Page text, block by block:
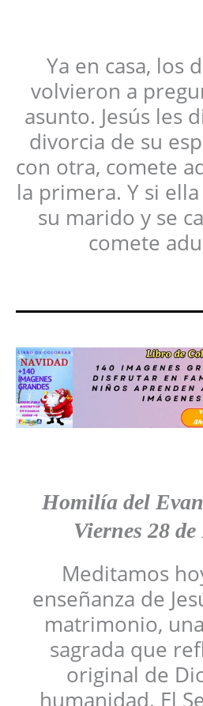
Ya en casa, los
volvieron a
asunto. Jesús les
divorcia de su
con otra, comete
la primera. Y si
su marido y se
comete
Homilía del
Viernes 28
Meditamos
enseñanza de
matrimonio,
sagrada que
original de
humanidad. El